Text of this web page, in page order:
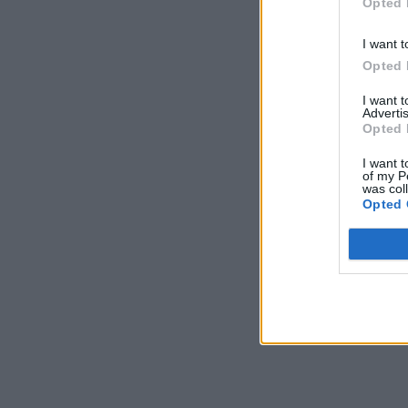
I want
Opted
I want
Opted
I want
of my
was
Opted